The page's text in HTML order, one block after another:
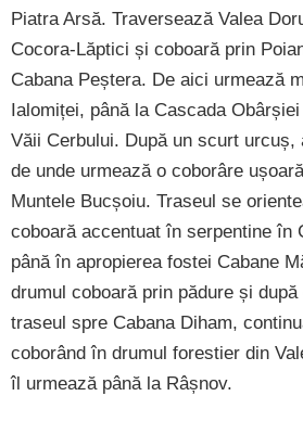
Piatra Arsă. Traversează Valea
Cocora-Lăptici și coboară prin
Cabana Peștera. De aici urmează
Ialomiței, până la Cascada
Văii Cerbului. După un scurt urcuș,
de unde urmează o coborâre
Muntele Bucșoiu. Traseul se
coboară accentuat în serpentine în
până în apropierea fostei Cabane
drumul coboară prin pădure și
traseul spre Cabana Diham,
coborând în drumul forestier din
îl urmează până la Râșnov.